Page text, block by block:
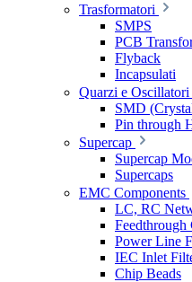
Trasformatori
SMPS
PCB
Flyback
Incapsulati
Quarzi e Oscillatori
SMD
Pin through
Supercap
Supercap
Supercaps
EMC Components
LC, RC
Feedthrough
Power Line
IEC Inlet
Chip Beads